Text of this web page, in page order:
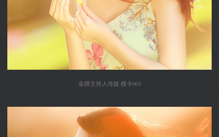
金牌主持人传媒 模卡003